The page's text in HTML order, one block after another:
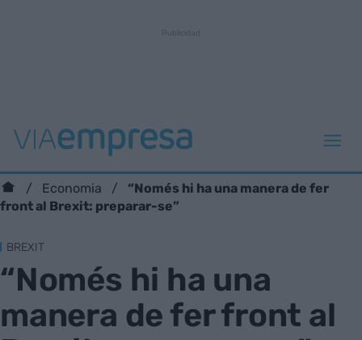
Economia
“Només hi ha una manera de fer
front al Brexit: preparar-se”
BREXIT
“Només hi ha una
manera de fer front al